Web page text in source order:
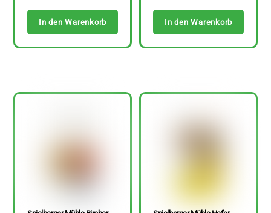
In den Warenkorb In den Warenkorb